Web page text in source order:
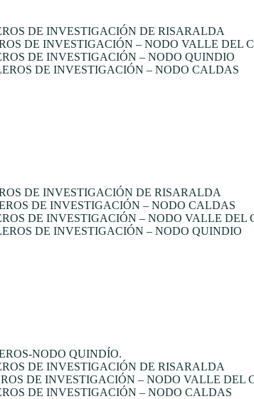
DE INVESTIGACIÓN DE RISARALDA
DE INVESTIGACIÓN – NODO VALLE DEL
DE INVESTIGACIÓN – NODO QUINDIO
DE INVESTIGACIÓN – NODO CALDAS
DE INVESTIGACIÓN DE RISARALDA
DE INVESTIGACIÓN – NODO CALDAS
DE INVESTIGACIÓN – NODO VALLE DEL
DE INVESTIGACIÓN – NODO QUINDIO
NODO QUINDÍO.
DE INVESTIGACIÓN DE RISARALDA
DE INVESTIGACIÓN – NODO VALLE DEL
DE INVESTIGACIÓN – NODO CALDAS